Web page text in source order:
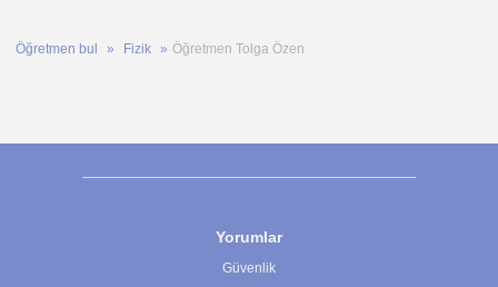
Öğretmen bul Fizik Öğretmen Tolga Özen
Yorumlar
Güvenlik